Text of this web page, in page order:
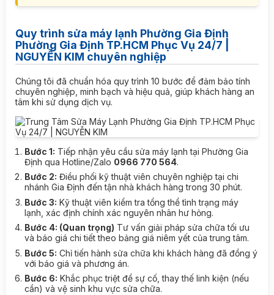
Quy trình sửa máy lạnh Phường Gia Định
Phường Gia Định TP.HCM Phục Vụ 24/7 |
NGUYỄN KIM chuyên nghiệp
Chúng tôi đã chuẩn hóa quy trình 10 bước để đảm bảo tính
chuyên nghiệp, minh bạch và hiệu quả, giúp khách hàng an
tâm khi sử dụng dịch vụ.
Bước 1: Tiếp nhận yêu cầu sửa máy lạnh tại Phường Gia
Định qua Hotline/Zalo 0966 770 564.
Bước 2: Điều phối kỹ thuật viên chuyên nghiệp tại chi
nhánh Gia Định đến tận nhà khách hàng trong 30 phút.
Bước 3: Kỹ thuật viên kiểm tra tổng thể tình trạng máy
lạnh, xác định chính xác nguyên nhân hư hỏng.
Bước 4: (Quan trọng) Tư vấn giải pháp sửa chữa tối ưu
và báo giá chi tiết theo bảng giá niêm yết của trung tâm.
Bước 5: Chỉ tiến hành sửa chữa khi khách hàng đã đồng ý
với báo giá và phương án.
Bước 6: Khắc phục triệt để sự cố, thay thế linh kiện (nếu
cần) và vệ sinh khu vực sửa chữa.